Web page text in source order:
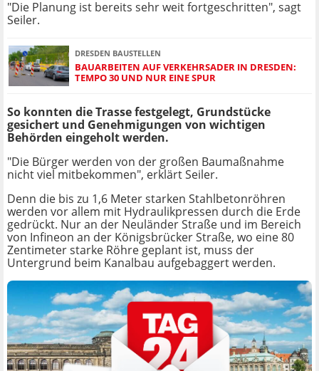
"Die Planung ist bereits sehr weit fortgeschritten", sagt
Seiler.
DRESDEN BAUSTELLEN
BAUARBEITEN AUF VERKEHRSADER IN DRESDEN:
TEMPO 30 UND NUR EINE SPUR
So konnten die Trasse festgelegt, Grundstücke
gesichert und Genehmigungen von wichtigen
Behörden eingeholt werden.
"Die Bürger werden von der großen Baumaßnahme
nicht viel mitbekommen", erklärt Seiler.
Denn die bis zu 1,6 Meter starken Stahlbetonröhren
werden vor allem mit Hydraulikpressen durch die Erde
gedrückt. Nur an der Neuländer Straße und im Bereich
von Infineon an der Königsbrücker Straße, wo eine 80
Zentimeter starke Röhre geplant ist, muss der
Untergrund beim Kanalbau aufgebaggert werden.